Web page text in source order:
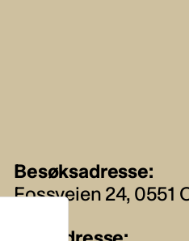
Besøksadresse:
Fossveien 24, 0551